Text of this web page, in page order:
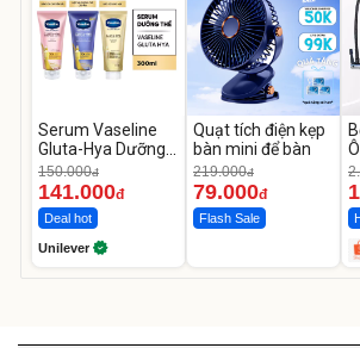
Serum Vaseline
Gluta-Hya Dưỡng
Da Sáng Mịn Sau 7
Ngày
150.000đ
141.000đ
Deal hot
Unilever
Quạt tích điện kẹp
bàn mini để bàn
219.000đ
79.000đ
Flash Sale